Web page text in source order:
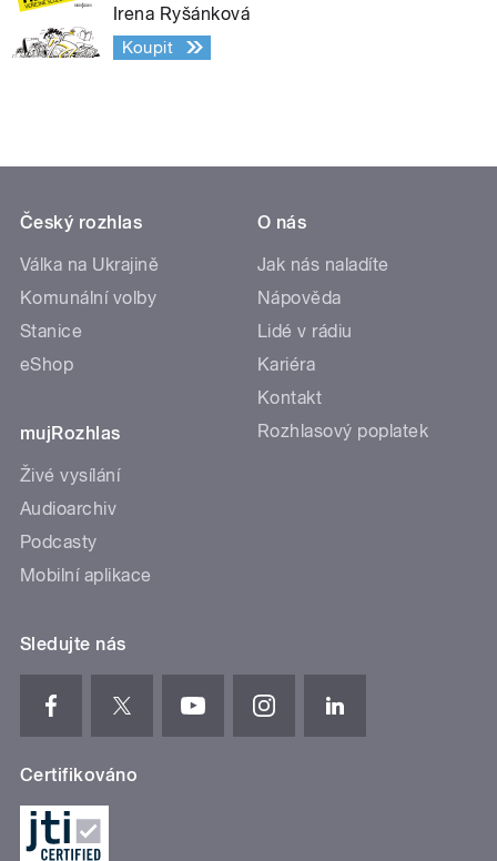
Irena Ryšánková
Koupit
Český rozhlas
Válka na Ukrajině
Komunální volby
Stanice
eShop
mujRozhlas
Živé vysílání
Audioarchiv
Podcasty
Mobilní aplikace
O nás
Jak nás naladíte
Nápověda
Lidé v rádiu
Kariéra
Kontakt
Rozhlasový poplatek
Sledujte nás
Certifikováno